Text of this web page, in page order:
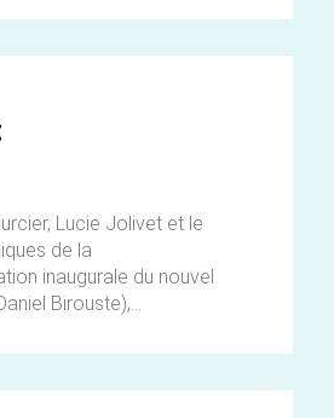
Lucie Jolivet et le
de la
inaugurale du nouvel
Birouste),...